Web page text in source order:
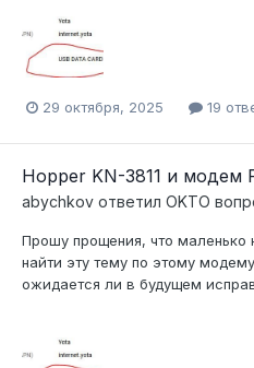
29 октября, 2025 19
Hopper KN-3811 и модем
abychkov ответил OKTO
Прошу прощения, что маленько
найти эту тему по этому
ожидается ли в будущем